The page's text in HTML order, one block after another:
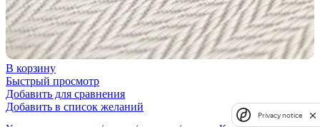
В корзину
Быстрый просмотр
Добавить для сравнения
Добавить в список желаний
Privacy notice